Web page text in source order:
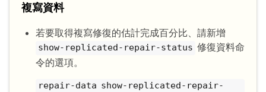
複寫資料
若要取得複寫修復的估計完成百分比、請新增
show-replicated-repair-status 修復資料命
令的選項。
repair-data show-replicated-repair-